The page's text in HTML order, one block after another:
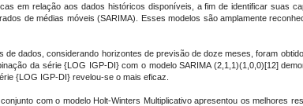
em relação aos dados históricos disponíveis, a fim de identificar suas
de médias móveis (SARIMA). Esses modelos são amplamente
de dados, considerando horizontes de previsão de doze meses, foram
da série {LOG IGP-DI} com o modelo SARIMA (2,1,1)(1,0,0)[12]
{LOG IGP-DI} revelou-se o mais eficaz.
com o modelo Holt-Winters Multiplicativo apresentou os melhores